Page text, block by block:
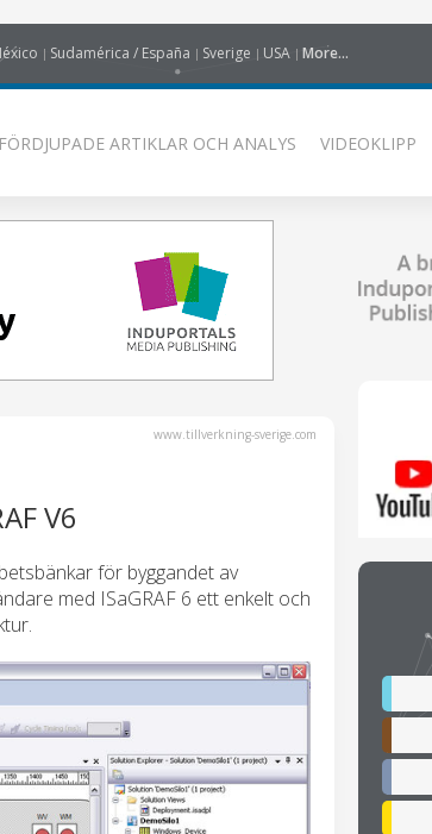
Sudamérica / España Sverige USA More...
FÖRDJUPADE ARTIKLAR OCH ANALYS VIDEOKLIPP
www.tillverkning-sverige.com
V6
för byggandet av
med ISaGRAF 6 ett enkelt och